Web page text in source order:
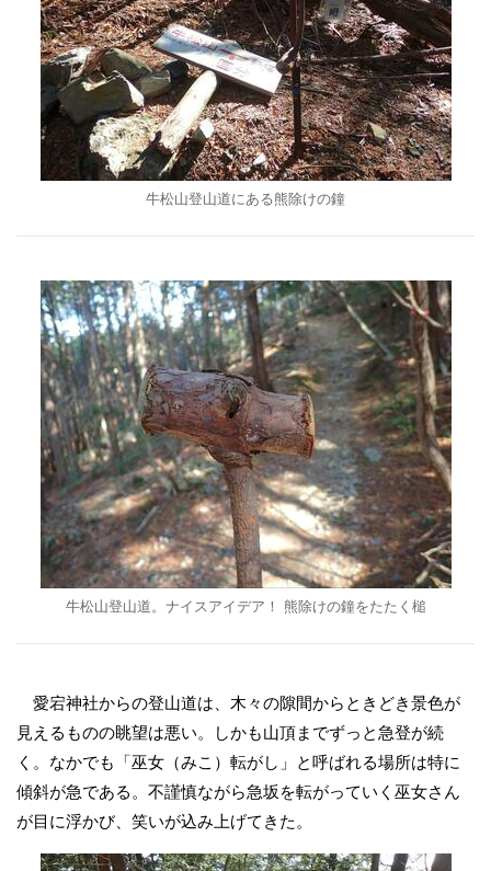
牛松山登山道にある熊除けの鐘
牛松山登山道。ナイスアイデア！ 熊除けの鐘をたたく槌
愛宕神社からの登山道は、木々の隙間からときどき景色が
見えるものの眺望は悪い。しかも山頂までずっと急登が続
く。なかでも「巫女（みこ）転がし」と呼ばれる場所は特に
傾斜が急である。不謹慎ながら急坂を転がっていく巫女さん
が目に浮かび、笑いが込み上げてきた。